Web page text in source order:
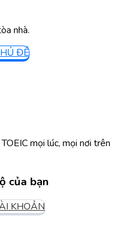
nhà.
ĐỀ
mọi lúc, mọi nơi trên
của bạn
KHOẢN